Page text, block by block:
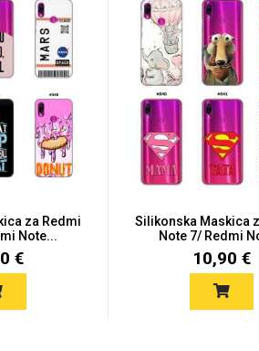
za Redmi
Note...
€
Silikonska Maskica
Note 7/ Redmi
10,90 €